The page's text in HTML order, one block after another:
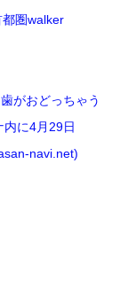
都圏walker
がおどっちゃう
内に4月29日
navi.net)